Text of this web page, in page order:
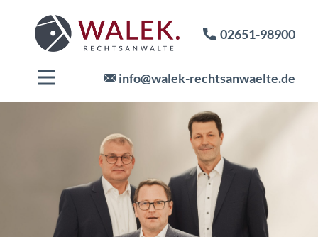
02651-98900
info@walek-rechtsanwaelte.de